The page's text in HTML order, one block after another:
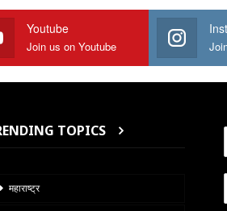
Youtube
Join us on Youtube
TOPICS
महाराष्ट्र